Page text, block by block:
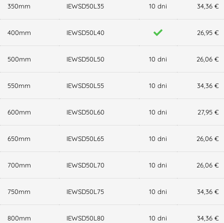
350mm IEWSD50L35 10 dni 34,36 €
400mm IEWSD50L40 26,95 €
500mm IEWSD50L50 10 dni 26,06 €
550mm IEWSD50L55 10 dni 34,36 €
600mm IEWSD50L60 10 dni 27,95 €
650mm IEWSD50L65 10 dni 26,06 €
700mm IEWSD50L70 10 dni 26,06 €
750mm IEWSD50L75 10 dni 34,36 €
800mm IEWSD50L80 10 dni 34,36 €